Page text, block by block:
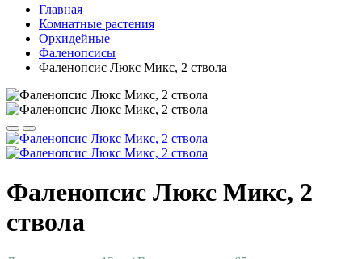
Главная
Комнатные растения
Орхидейные
Фаленопсисы
Фаленопсис Люкс Микс, 2 ствола
Фаленопсис Люкс Микс, 2
ствола